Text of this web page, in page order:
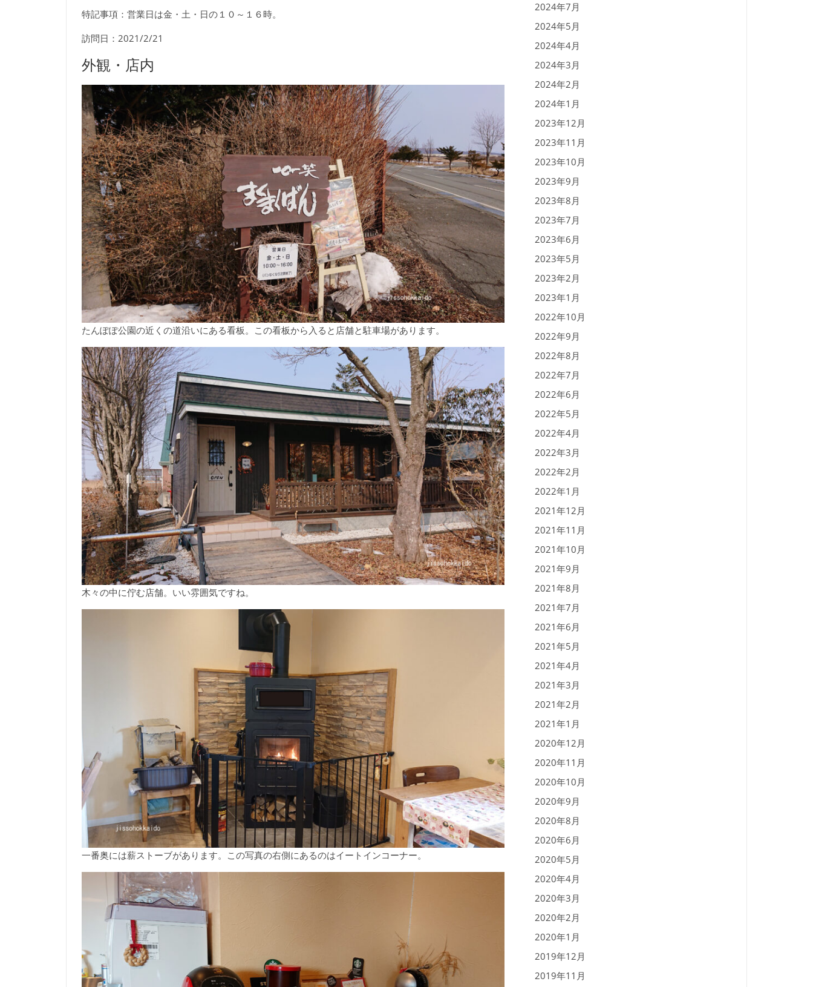
特記事項：営業日は金・土・日の１０～１６時。
訪問日：2021/2/21
外観・店内
たんぽぽ公園の近くの道沿いにある看板。この看板から入ると店舗と駐車場があります。
木々の中に佇む店舗。いい雰囲気ですね。
一番奥には薪ストーブがあります。この写真の右側にあるのはイートインコーナー。
2024年7月
2024年5月
2024年4月
2024年3月
2024年2月
2024年1月
2023年12月
2023年11月
2023年10月
2023年9月
2023年8月
2023年7月
2023年6月
2023年5月
2023年2月
2023年1月
2022年10月
2022年9月
2022年8月
2022年7月
2022年6月
2022年5月
2022年4月
2022年3月
2022年2月
2022年1月
2021年12月
2021年11月
2021年10月
2021年9月
2021年8月
2021年7月
2021年6月
2021年5月
2021年4月
2021年3月
2021年2月
2021年1月
2020年12月
2020年11月
2020年10月
2020年9月
2020年8月
2020年6月
2020年5月
2020年4月
2020年3月
2020年2月
2020年1月
2019年12月
2019年11月